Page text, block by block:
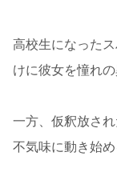
高校生になった
けに彼女を憧れ
一方、仮釈放さ
不気味に動き始め